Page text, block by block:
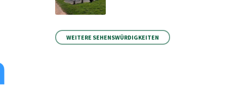
WEITERE SEHENSWÜRDIGKEITEN